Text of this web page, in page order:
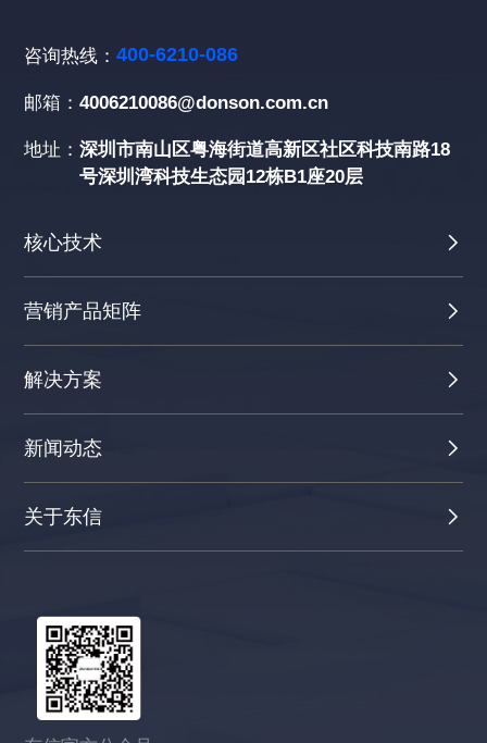
咨询热线：400-6210-086
邮箱：4006210086@donson.com.cn
地址：深圳市南山区粤海街道高新区社区科技南路18
号深圳湾科技生态园12栋B1座20层
核心技术
营销产品矩阵
解决方案
新闻动态
关于东信